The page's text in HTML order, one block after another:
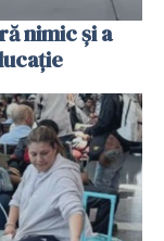
nimic și a